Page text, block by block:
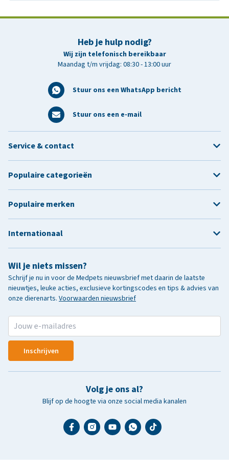
Heb je hulp nodig?
Wij zijn telefonisch bereikbaar
Maandag t/m vrijdag: 08:30 - 13:00 uur
Stuur ons een WhatsApp bericht
Stuur ons een e-mail
Wil je niets missen?
Schrijf je nu in voor de Medpets nieuwsbrief met daarin de laatste
nieuwtjes, leuke acties, exclusieve kortingscodes en tips & advies van
onze dierenarts. Voorwaarden nieuwsbrief
Inschrijven
Volg je ons al?
Blijf op de hoogte via onze social media kanalen
Service & contact
Populaire categorieën
Populaire merken
Internationaal